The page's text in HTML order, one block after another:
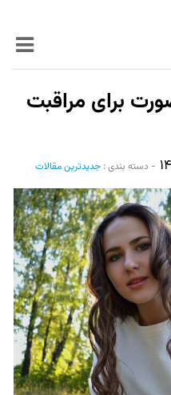
خدمات
سنجاق
برای مراقبت
- دسته بندی : جدیدترین مقالات